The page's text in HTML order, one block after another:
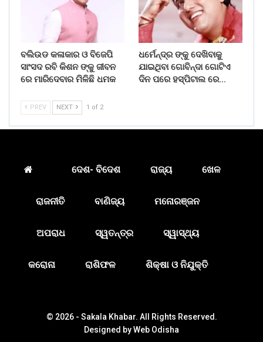
ବଲିଉଡ କଳାକାର ଓ ବିଜେପି
ସାଂସଦ ରବି କିଶନ ଙ୍କୁ ଜୀବନ
ରେ ମାରିଦେବାର ମିଳିଛି ଧମକ
ଧର୍ମେନ୍ଦ୍ର ଙ୍କୁ ଦେଖିବାକୁ
ଯାଇଥିବା ଗୋବିନ୍ଦା ଗୋଟିଏ
ଦିନ ପରେ ହସ୍ପିଟାଲ ରେ…
PREV NEXT 1 of 2
ଦେଶ- ବିଦେଶ ରାଜ୍ୟ ଖେଳ
ରାଜନୀତି ବାଣିଜ୍ୟ ମନୋରଞ୍ଜନ
ଅପରାଧ ସ୍ୱତନ୍ତ୍ର ସ୍ୱାସ୍ଥ୍ୟ
କରୋନା ରାଶିଫଳ ଶିକ୍ଷା ଓ ନିଯୁକ୍ତି
© 2026 - Sakala Khabar. All Rights Reserved.
Designed byWeb Odisha